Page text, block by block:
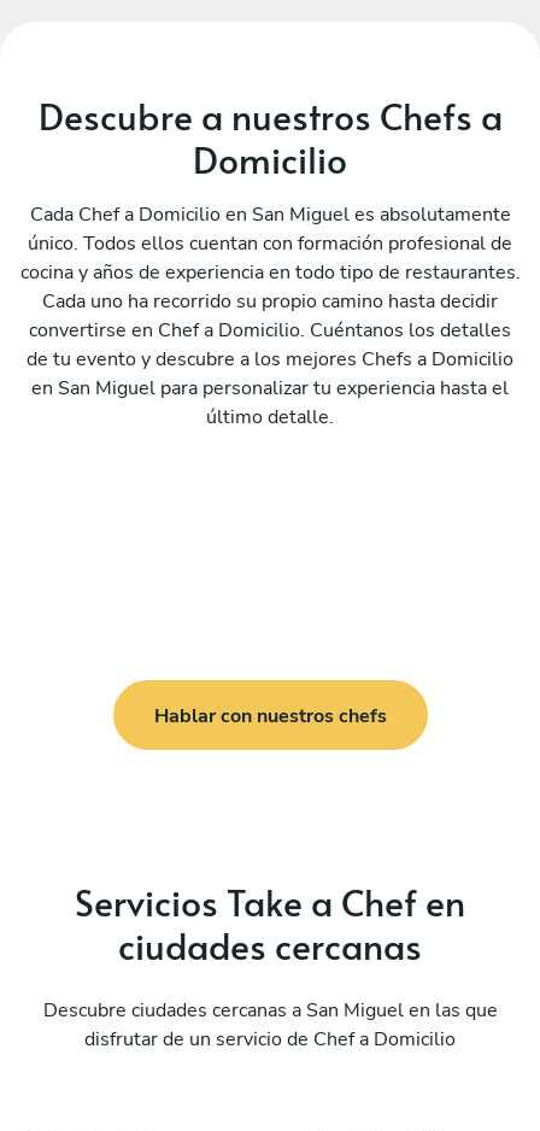
Descubre a nuestros Chefs a
Domicilio
Cada Chef a Domicilio en San Miguel es absolutamente
único. Todos ellos cuentan con formación profesional de
cocina y años de experiencia en todo tipo de restaurantes.
Cada uno ha recorrido su propio camino hasta decidir
convertirse en Chef a Domicilio. Cuéntanos los detalles
de tu evento y descubre a los mejores Chefs a Domicilio
en San Miguel para personalizar tu experiencia hasta el
último detalle.
Hablar con nuestros chefs
Servicios Take a Chef en
ciudades cercanas
Descubre ciudades cercanas a San Miguel en las que
disfrutar de un servicio de Chef a Domicilio